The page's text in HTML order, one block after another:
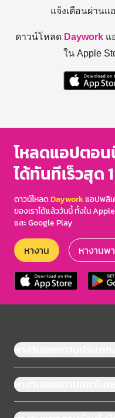
แจ้งเตือนผ่าน
ดาวน์โหลด Daywork แ
ใน Apple
โหลดแอปตอน
ได้ทันทีเร็วสุด
ดาวน์โหลดDayworkแอปพลิ
ของเราได้แล้ววันนี้ ทั้งใน
และ Google Play
หางาน หางานพ
หางานแยกตามประเภทง
หางานแยกตามเขตในก